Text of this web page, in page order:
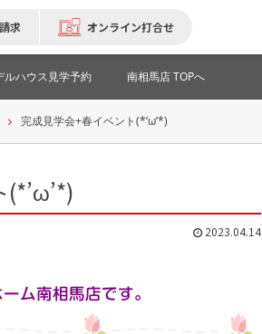
求 オンライン打合せ
ルハウス見学予約 南相馬店 TOPへ
完成見学会+春イベント(*’ω’*)
2023.04.14
ム南相馬店です。